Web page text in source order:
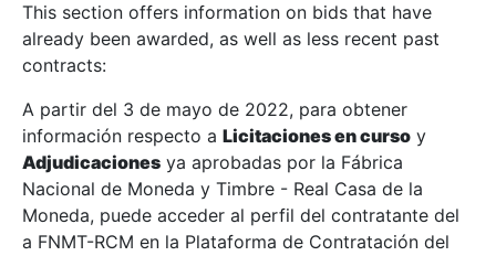
Show/Hide
Show/Hide
This section offers information on bids that have
already been awarded, as well as less recent past
contracts:
A partir del 3 de mayo de 2022, para obtener
información respecto a Licitaciones en curso y
Adjudicaciones ya aprobadas por la Fábrica
Nacional de Moneda y Timbre - Real Casa de la
Moneda, puede acceder al perfil del contratante del
a FNMT-RCM en la Plataforma de Contratación del